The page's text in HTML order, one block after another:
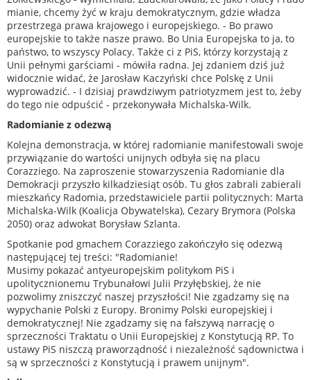
mianie, chcemy żyć w kraju demokratycznym, gdzie władza
przestrzega prawa krajowego i europejskiego. - Bo prawo
europejskie to także nasze prawo. Bo Unia Europejska to ja, to
państwo, to wszyscy Polacy. Także ci z PiS, którzy korzystają z
Unii pełnymi garściami - mówiła radna. Jej zdaniem dziś już
widocznie widać, że Jarosław Kaczyński chce Polskę z Unii
wyprowadzić. - I dzisiaj prawdziwym patriotyzmem jest to, żeby
do tego nie odpuścić - przekonywała Michalska-Wilk.
Radomianie z odezwą
Kolejna demonstracja, w której radomianie manifestowali swoje
przywiązanie do wartości unijnych odbyła się na placu
Corazziego. Na zaproszenie stowarzyszenia Radomianie dla
Demokracji przyszło kilkadziesiąt osób. Tu głos zabrali zabierali
mieszkańcy Radomia, przedstawiciele partii politycznych: Marta
Michalska-Wilk (Koalicja Obywatelska), Cezary Brymora (Polska
2050) oraz adwokat Borysław Szlanta.
Spotkanie pod gmachem Corazziego zakończyło się odezwą
następującej tej treści: "Radomianie!
Musimy pokazać antyeuropejskim politykom PiS i
upolitycznionemu Trybunałowi Julii Przyłębskiej, że nie
pozwolimy zniszczyć naszej przyszłości! Nie zgadzamy się na
wypychanie Polski z Europy. Bronimy Polski europejskiej i
demokratycznej! Nie zgadzamy się na fałszywą narrację o
sprzeczności Traktatu o Unii Europejskiej z Konstytucją RP. To
ustawy PiS niszczą praworządność i niezależność sądownictwa i
są w sprzeczności z Konstytucją i prawem unijnym".